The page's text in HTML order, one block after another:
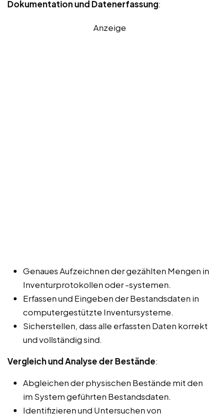
Dokumentation und Datenerfassung:
Anzeige
Genaues Aufzeichnen der gezählten Mengen in
Inventurprotokollen oder -systemen.
Erfassen und Eingeben der Bestandsdaten in
computergestützte Inventursysteme.
Sicherstellen, dass alle erfassten Daten korrekt
und vollständig sind.
Vergleich und Analyse der Bestände:
Abgleichen der physischen Bestände mit den
im System geführten Bestandsdaten.
Identifizieren und Untersuchen von